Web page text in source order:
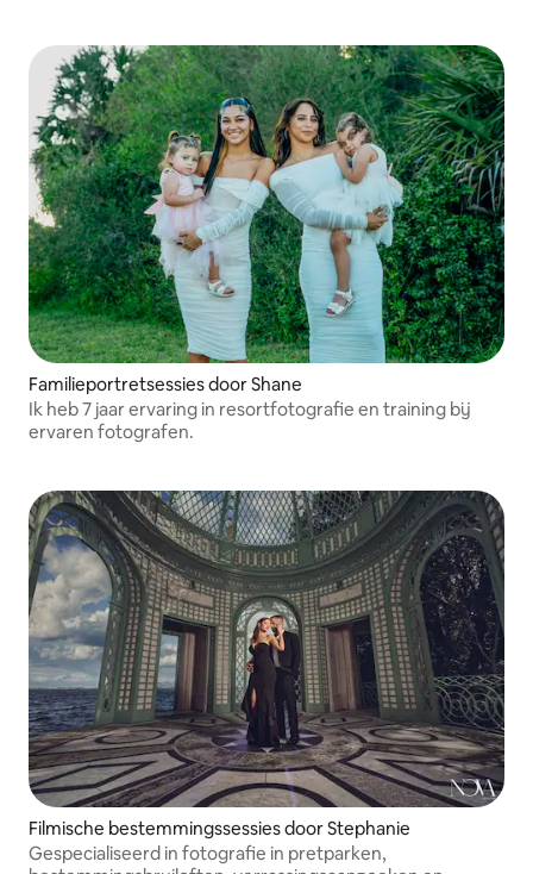
Familieportretsessies door Shane
Ik heb 7 jaar ervaring in resortfotografie en training bij
ervaren fotografen.
Filmische bestemmingssessies door Stephanie
Gespecialiseerd in fotografie in pretparken,